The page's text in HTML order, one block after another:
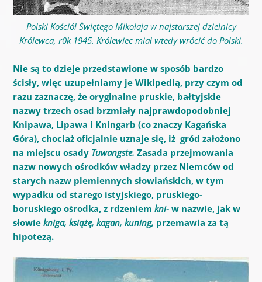
Polski Kościół Świętego Mikołaja w najstarszej dzielnicy
Królewca, r0k 1945. Królewiec miał wtedy wrócić do Polski.
Nie są to dzieje przedstawione w sposób bardzo
ścisły, więc uzupełniamy je Wikipedią, przy czym od
razu zaznaczę, że oryginalne pruskie, bałtyjskie
nazwy trzech osad brzmiały najprawdopodobniej
Knipawa, Lipawa i Kningarb (co znaczy Kagańska
Góra), chociaż oficjalnie uznaje się, iż gród założono
na miejscu osady Tuwangste. Zasada przejmowania
nazw nowych ośrodków władzy przez Niemców od
starych nazw plemiennych słowiańskich, w tym
wypadku od starego istyjskiego, pruskiego-
boruskiego ośrodka, z rdzeniem kni-w nazwie, jak w
słowiekniga, książę, kagan, kuning, przemawia za tą
hipotezą.